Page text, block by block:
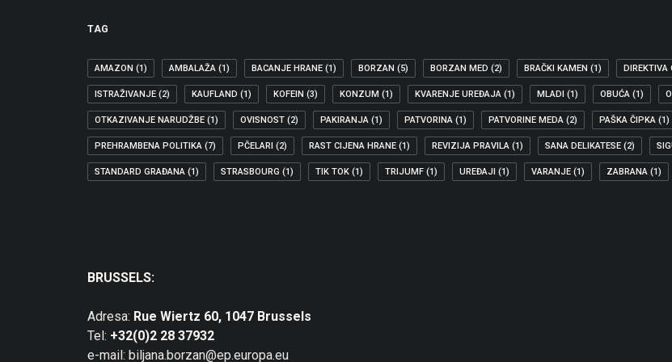
02.10.2016
BORZAN TRAŽI HITNU REAKCIJU EU NA LAŽNE LIJEKOVE NA INTERNETU
TAG
AMAZON (1) AMBALAŽA (1) BACANJE HRANE (1) BORZAN (5) BORZAN MED (2) BRAČKI KAMEN (1) DIREKTIVA
ISTRAŽIVANJE (2) KAUFLAND (1) KOFEIN (3) KONZUM (1) KVARENJE UREĐAJA (1) MLADI (1) OBUĆA (1)
OTKAZIVANJE NARUDŽBE (1) OVISNOST (2) PAKIRANJA (1) PATVORINA (1) PATVORINE MEDA (2) PAŠKA ČIPKA (1)
PREHRAMBENA POLITIKA (7) PČELARI (2) RAST CIJENA HRANE (1) REVIZIJA PRAVILA (1) SANA DELIKATESE (2)
STANDARD GRAĐANA (1) STRASBOURG (1) TIK TOK (1) TRIJUMF (1) UREĐAJI (1) VARANJE (1) ZABRANA (1)
BRUSSELS:
Adresa: Rue Wiertz 60, 1047 Brussels
Tel: +32(0)2 28 37932
e-mail: biljana.borzan@ep.europa.eu